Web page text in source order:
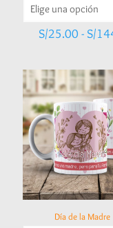
S/25.00 - S/
Día de la Madre